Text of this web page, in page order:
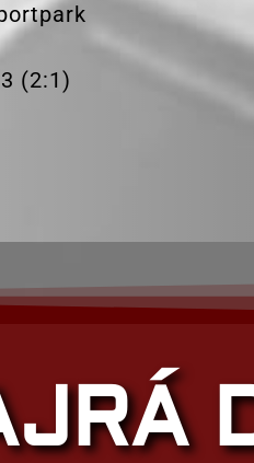
(2:1)